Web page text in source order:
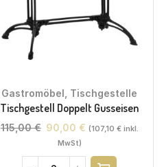
Gastromöbel Tischgestelle
Tischgestell Doppelt Gusseisen
115,00€ 90,00 € (107,10 €inkl.
MwSt)